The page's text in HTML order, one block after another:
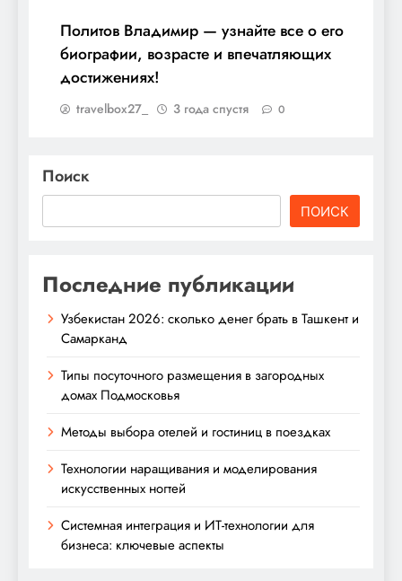
Политов Владимир — узнайте все о его
биографии, возрасте и впечатляющих
достижениях!
travelbox27_ 3 года спустя 0
Поиск
ПОИСК
Последние публикации
Узбекистан 2026: сколько денег брать в Ташкент и
Самарканд
Типы посуточного размещения в загородных
домах Подмосковья
Методы выбора отелей и гостиниц в поездках
Технологии наращивания и моделирования
искусственных ногтей
Системная интеграция и ИТ-технологии для
бизнеса: ключевые аспекты